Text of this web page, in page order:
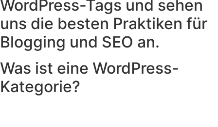
WordPress-Tags und sehen
uns die besten Praktiken für
Blogging und SEO an.
Was ist eine WordPress-
Kategorie?